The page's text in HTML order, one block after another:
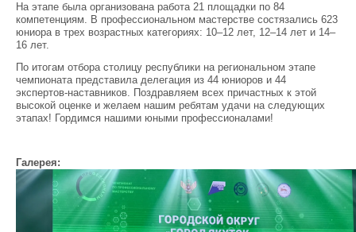
На этапе была организована работа 21 площадки по 84
компетенциям. В профессиональном мастерстве состязались 623
юниора в трех возрастных категориях: 10–12 лет, 12–14 лет и 14–
16 лет.
По итогам отбора столицу республики на региональном этапе
чемпионата представила делегация из 44 юниоров и 44
экспертов-наставников. Поздравляем всех причастных к этой
высокой оценке и желаем нашим ребятам удачи на следующих
этапах! Гордимся нашими юными профессионалами!
Галерея: